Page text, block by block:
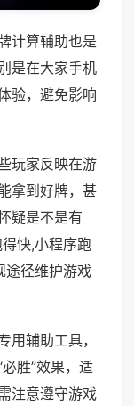
计算辅助也是
是在大家手机
验，避免影响
玩家反映在游
拿到好牌，甚
疑是不是有
快,小程序跑
途径维护游戏
用辅助工具，
胜”效果，适
注意遵守游戏